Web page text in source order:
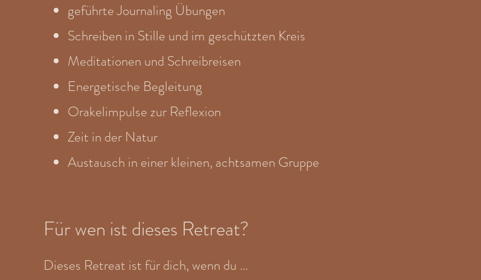
geführte Journaling Übungen
Schreiben in Stille und im geschützten Kreis
Meditationen und Schreibreisen
Energetische Begleitung
Orakelimpulse zur Reflexion
Zeit in der Natur
Austausch in einer kleinen, achtsamen Gruppe
Für wen ist dieses Retreat?
Dieses Retreat ist für dich, wenn du …